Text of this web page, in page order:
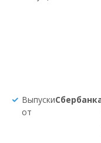
Выпуски
от